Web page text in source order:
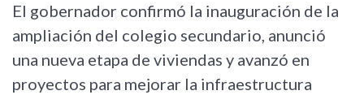
El gobernador confirmó la inauguración de la
ampliación del colegio secundario, anunció
una nueva etapa de viviendas y avanzó en
proyectos para mejorar la infraestructura